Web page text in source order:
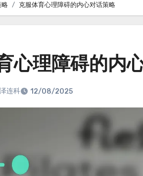
略 克服体育心理障碍的内心对话策略
心理障碍的内
连科 12/08/2025